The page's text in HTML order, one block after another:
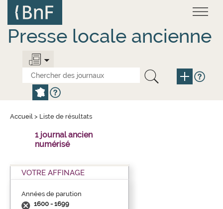
contenu
principal
Presse locale ancienne
Accueil > Liste de résultats
1 journal ancien
numérisé
VOTRE AFFINAGE
Années de parution
1600 - 1699
Panneau de gestion des cookies